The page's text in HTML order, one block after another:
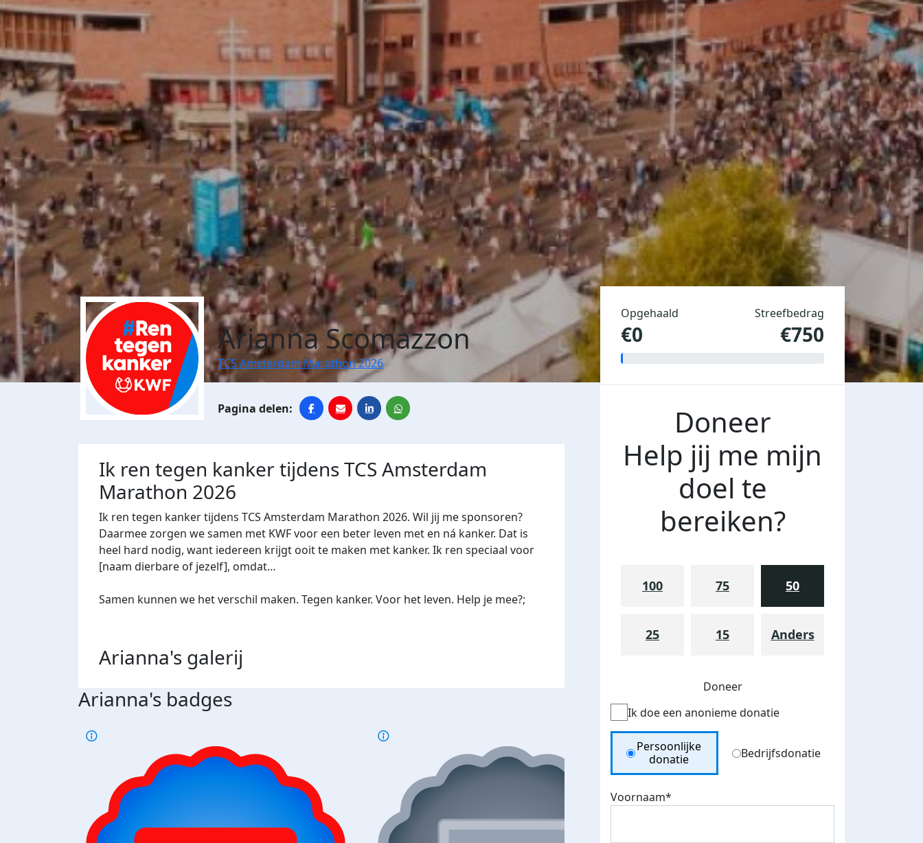
Arianna Scomazzon
TCS Amsterdam Marathon 2026
Ik ren tegen kanker tijdens TCS Amsterdam
Marathon 2026
Ik ren tegen kanker tijdens TCS Amsterdam Marathon 2026. Wil jij me sponsoren?
Daarmee zorgen we samen met KWF voor een beter leven met en ná kanker. Dat is
heel hard nodig, want iedereen krijgt ooit te maken met kanker. Ik ren speciaal voor
[naam dierbare of jezelf], omdat…
Samen kunnen we het verschil maken. Tegen kanker. Voor het leven. Help je mee?;
Arianna's galerij
Arianna's badges
Opgehaald
€0
Streefbedrag
€750
Doneer
Help jij me mijn
doel te
bereiken?
100 75 50
25 15 Anders
Doneer
Ik doe een anonieme donatie
Donation Type
Persoonlijke
donatie
Bedrijfsdonatie
Voornaam*